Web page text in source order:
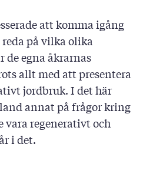
att komma igång
på vilka olika
de egna åkrarnas
allt med att presentera
jordbruk. I det här
annat på frågor kring
vara regenerativt och
i det.